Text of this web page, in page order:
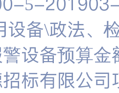
设备\政法、
设备预算
标有限公